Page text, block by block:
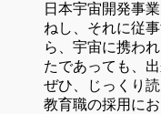
日本宇宙開発事
ねし、それに従
ら、宇宙に携わ
たであっても、
ぜひ、じっくり
教育職の採用に